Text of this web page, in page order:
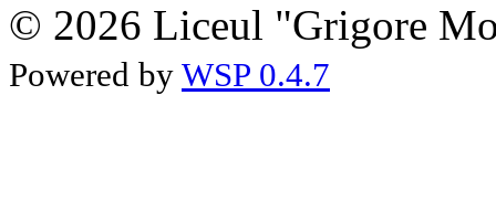
© 2026 Liceul "Grigore
Powered by WSP 0.4.7